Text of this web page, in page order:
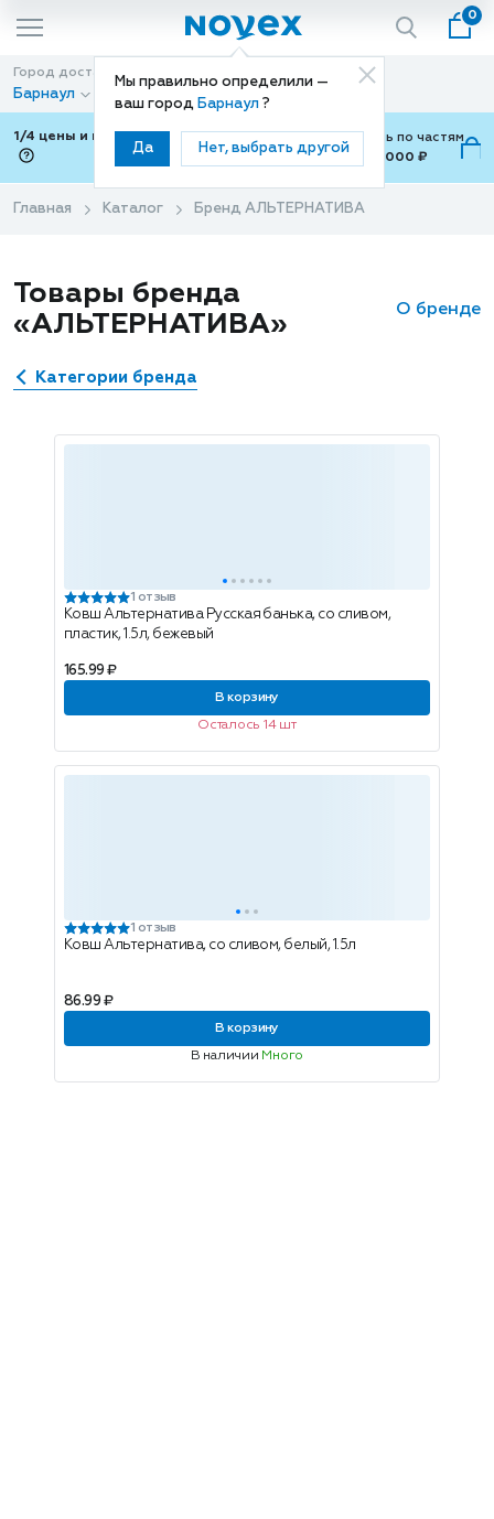
Мы правильно определили —
ваш город Барнаул ?
Да Нет, выбрать другой
0
Город доставки
Барнаул
Способ доставки
Доставка
1/4 цены и покупки ваши с Подели
Можно оплатить по частям
от 700 ₽ до 15,000 ₽
Главная Каталог Бренд АЛЬТЕРНАТИВА
Товары бренда
«АЛЬТЕРНАТИВА»
О бренде
Категории бренда
1 отзыв
Ковш Альтернатива Русская банька, со сливом,
пластик, 1.5л, бежевый
165.99 ₽
В корзину
Осталось 14 шт
1 отзыв
Ковш Альтернатива, со сливом, белый, 1.5л
86.99 ₽
В корзину
В наличии Много